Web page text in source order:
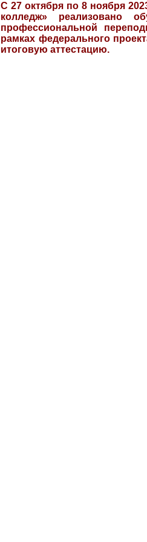
С 27 октября по 8 ноября
колледж» реализовано
профессиональной
рамках федерального
итоговую аттестацию.